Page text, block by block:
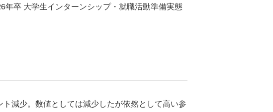
卒 大学生インターンシップ・就職活動準備実態
減少。数値としては減少したが依然として高い参